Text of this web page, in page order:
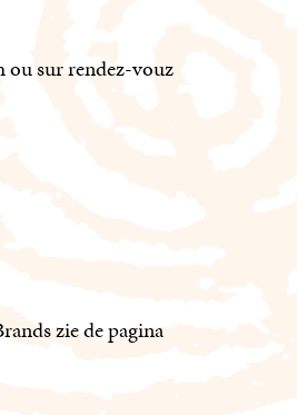
ou sur rendez-vouz
zie de pagina